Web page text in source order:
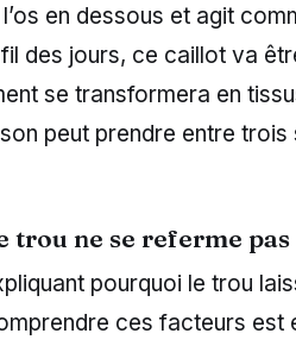
en dessous et agit
des jours, ce caillot va
se transformera en
peut prendre entre trois
trou ne se referme pas
pourquoi le trou
ces facteurs est